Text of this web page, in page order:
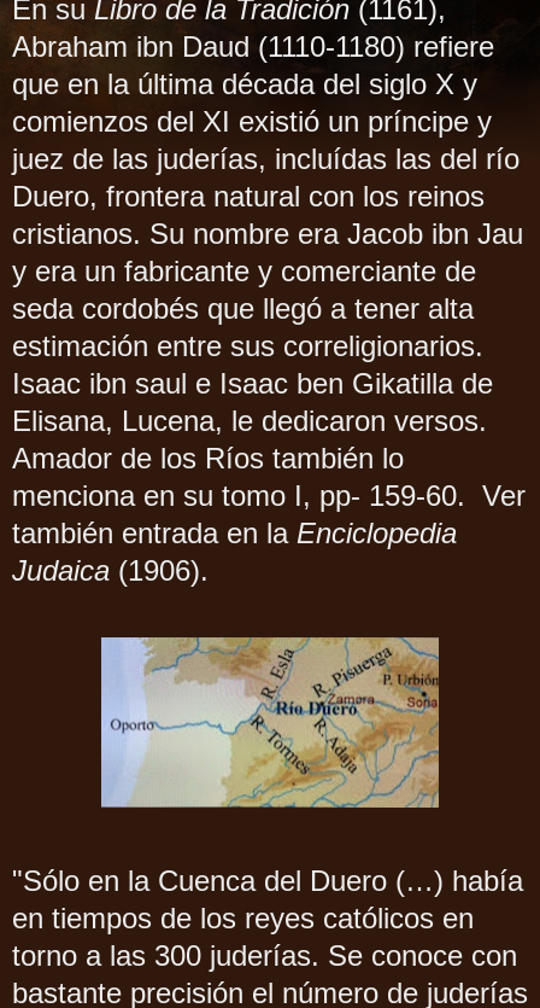
En su Libro de la Tradición (1161),
Abraham ibn Daud (1110-1180) refiere
que en la última década del siglo X y
comienzos del XI existió un príncipe y
juez de las juderías, incluídas las del río
Duero, frontera natural con los reinos
cristianos. Su nombre era Jacob ibn Jau
y era un fabricante y comerciante de
seda cordobés que llegó a tener alta
estimación entre sus correligionarios.
Isaac ibn saul e Isaac ben Gikatilla de
Elisana, Lucena, le dedicaron versos.
Amador de los Ríos también lo
menciona en su tomo I, pp- 159-60. Ver
también entrada en la Enciclopedia
Judaica (1906).
"Sólo en la Cuenca del Duero (…) había
en tiempos de los reyes católicos en
torno a las 300 juderías. Se conoce con
bastante precisión el número de juderías